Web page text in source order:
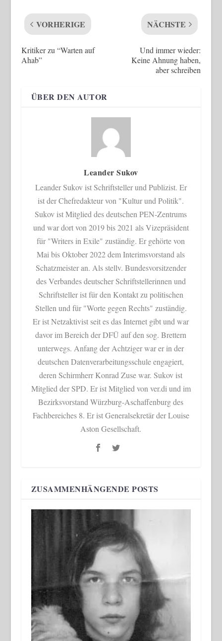
VORHERIGE
Kritiker zu “Warten auf
Ahab”
NÄCHSTE
Und immer wieder:
Keine Ahnung haben,
aber schreiben
ÜBER DEN AUTOR
Leander Sukov
Leander Sukov ist Schriftsteller und Publizist. Er
ist der Chefredakteur von "Kultur und Politik".
Sukov ist Mitglied des deutschen PEN-Zentrums
und war dort von 2019 bis 2021 als Vizepräsident
für "Writers in Exile" zuständig. Er gehörte von
Mai bis Oktober 2022 dem Interimsvorstand als
Schatzmeister an. Als stellv. Bundesvorsitzender
des Verbandes deutscher Schriftstellerinnen und
Schriftsteller ist für den Kontakt zu politischen
Stellen und für "Worte gegen Rechts" zuständig.
Er ist Netzaktivist seit es das Internet gibt und war
davor im Bereich der DFÜ auf den sog. Brettern
unterwegs. Anfang der Achtziger war er in der
deutschen Datenverarbeitungsschule engagiert,
deren Schirmherr Konrad Zuse war. Sukov ist
Mitglied der SPD. Er ist Mitglied von ver.di und im
Bezirksvorstand Würzburg-Aschaffenburg des
Fachbereiches 8. Er ist Generalsekretär der Louise
Aston Gesellschaft.
ZUSAMMENHÄNGENDE POSTS